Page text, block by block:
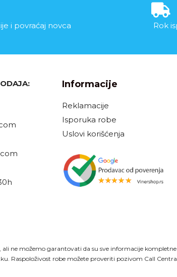
i povraćaj novca Rok
Informacije
Reklamacije
Isporuka robe
Uslovi korišćenja
ne možemo garantovati da su sve informacije
Raspoloživost robe možete proveriti pozivom Call